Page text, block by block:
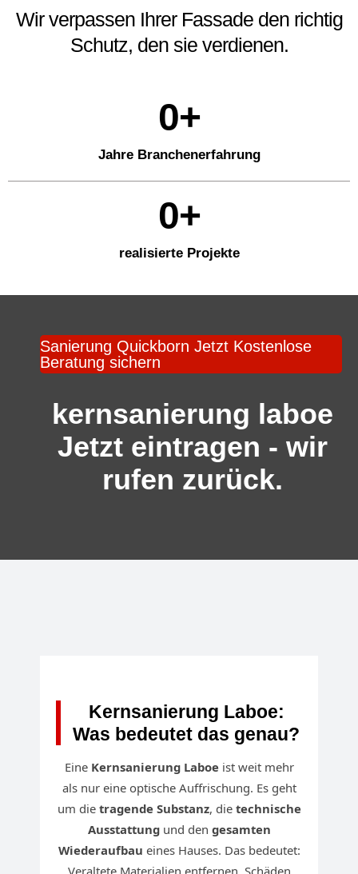
Wir verpassen Ihrer Fassade den richtig
Schutz, den sie verdienen.
Jahre Branchenerfahrung
0+
realisierte Projekte
0+
Sanierung Quickborn Jetzt Kostenlose
Beratung sichern
kernsanierung laboe
Jetzt eintragen - wir
rufen zurück.
Kernsanierung Laboe:
Was bedeutet das genau?
Eine Kernsanierung Laboe ist weit mehr
als nur eine optische Auffrischung. Es geht
um die tragende Substanz, die technische
Ausstattungund den gesamten
Wiederaufbau eines Hauses. Das bedeutet:
Veraltete Materialien entfernen, Schäden